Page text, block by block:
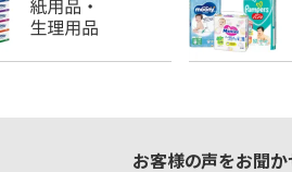
お客様の声をお聞